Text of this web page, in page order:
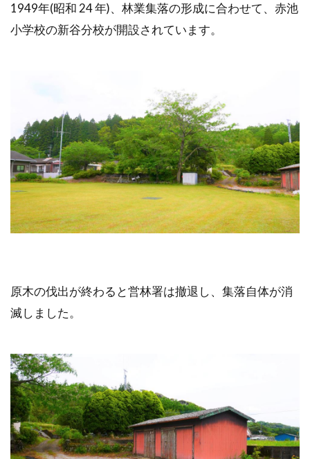
1949年(昭和 24 年)、林業集落の形成に合わせて、赤池
小学校の新谷分校が開設されています。
原木の伐出が終わると営林署は撤退し、集落自体が消
滅しました。